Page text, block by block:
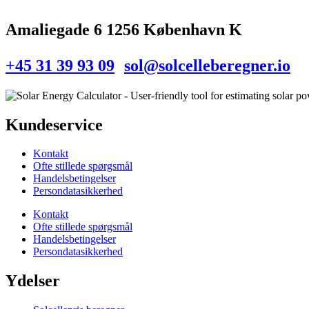
Amaliegade 6 1256 København K
+45 31 39 93 09 sol@solcelleberegner.io
Kundeservice
Kontakt
Ofte stillede spørgsmål
Handelsbetingelser
Persondatasikkerhed
Kontakt
Ofte stillede spørgsmål
Handelsbetingelser
Persondatasikkerhed
Ydelser